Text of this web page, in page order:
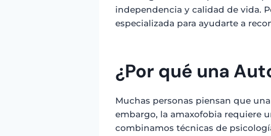
independencia y calidad de vida.
especializada para ayudarte a
¿Por qué una
Muchas personas piensan que
embargo, la amaxofobia requiere
combinamos técnicas de